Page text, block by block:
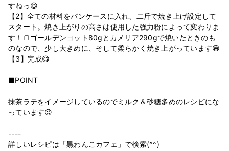
すねっ😆
【2】全ての材料をパンケースに入れ、二斤で焼き上げ設定して
スタート。焼き上がりの高さは使用した強力粉によって変わりま
す！🍞ゴールデンヨット80gとカメリア290gで焼いたときのも
のなので、少し大きめに、そして柔らかく焼き上がっています😁
【3】完成😋
■POINT
抹茶ラテをイメージしているのでミルク＆砂糖多めのレシピにな
っています😉
----
詳しいレシピは「黒わんこカフェ」で検索(^^)